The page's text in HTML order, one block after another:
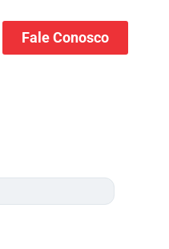
Fale Conosco